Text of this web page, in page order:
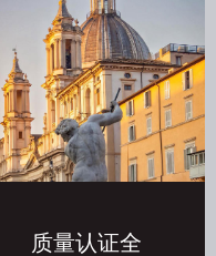
质量认证全